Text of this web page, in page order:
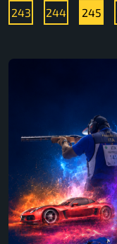
243 244 245